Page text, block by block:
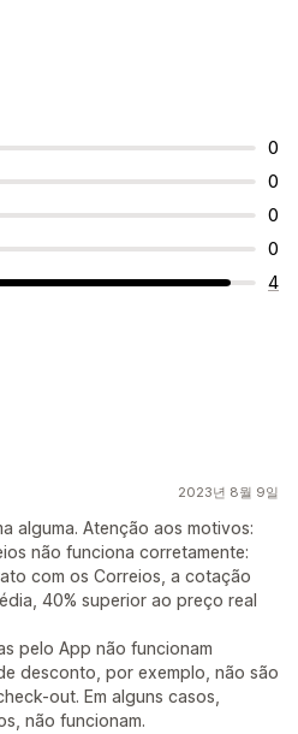
0
0
0
0
4
2023년 8월 9일
alguma. Atenção aos motivos:
não funciona corretamente:
com os Correios, a cotação
40% superior ao preço real
pelo App não funcionam
desconto, por exemplo, não são
out. Em alguns casos,
não funcionam.